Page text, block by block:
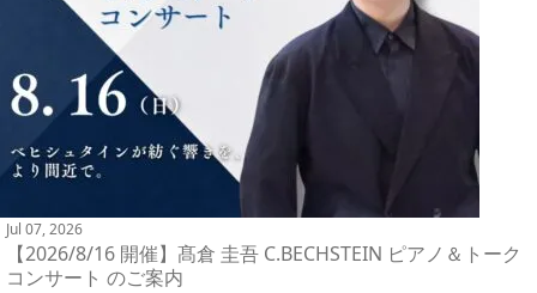
Jul 07, 2026
【2026/8/16 開催】髙倉 圭吾 C.BECHSTEIN ピアノ＆トーク
コンサート のご案内